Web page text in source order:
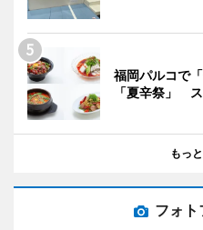
福岡パルコで
「夏辛祭」
もっ
フォト